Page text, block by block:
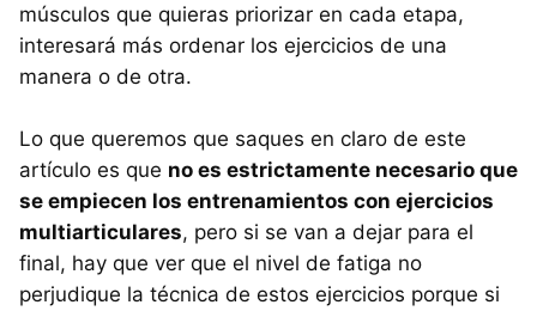
músculos que quieras priorizar en cada etapa,
interesará más ordenar los ejercicios de una
manera o de otra.
Lo que queremos que saques en claro de este
artículo es que no es estrictamente necesario que
se empiecen los entrenamientos con ejercicios
multiarticulares, pero si se van a dejar para el
final, hay que ver que el nivel de fatiga no
perjudique la técnica de estos ejercicios porque si